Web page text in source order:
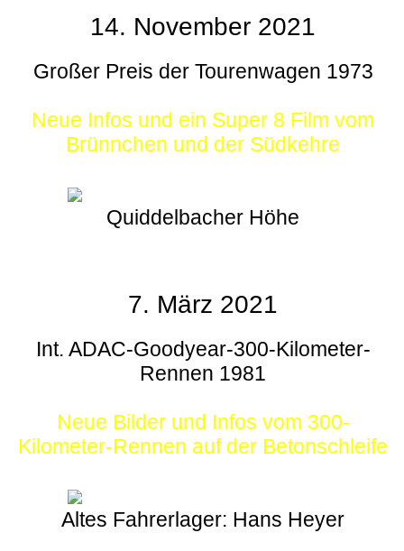
14. November 2021
Großer Preis der Tourenwagen 1973
Neue Infos und ein Super 8 Film vom
Brünnchen und der Südkehre
Quiddelbacher Höhe
7. März 2021
Int. ADAC-Goodyear-300-Kilometer-
Rennen 1981
Neue Bilder und Infos vom 300-
Kilometer-Rennen auf der Betonschleife
Altes Fahrerlager: Hans Heyer